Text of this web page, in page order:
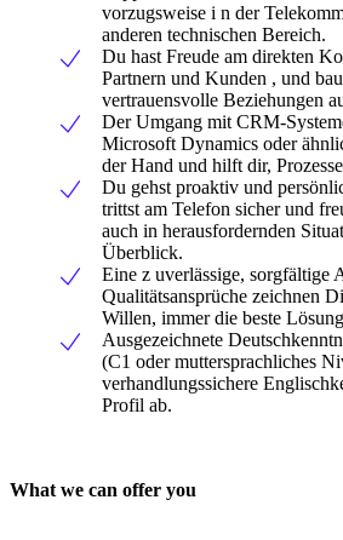
vorzugsweise i n der
anderen technischen Bereich.
Du hast Freude am direkten
Partnern und Kunden , und
vertrauensvolle Beziehungen
Der Umgang mit CRM-
Microsoft Dynamics oder
der Hand und hilft dir,
Du gehst proaktiv und
trittst am Telefon sicher und
auch in herausfordernden
Überblick.
Eine z uverlässige, sorgfältige
Qualitätsansprüche zeichnen
Willen, immer die beste
Ausgezeichnete
(C1 oder muttersprachliches
verhandlungssichere
Profil ab.
What we can offer you